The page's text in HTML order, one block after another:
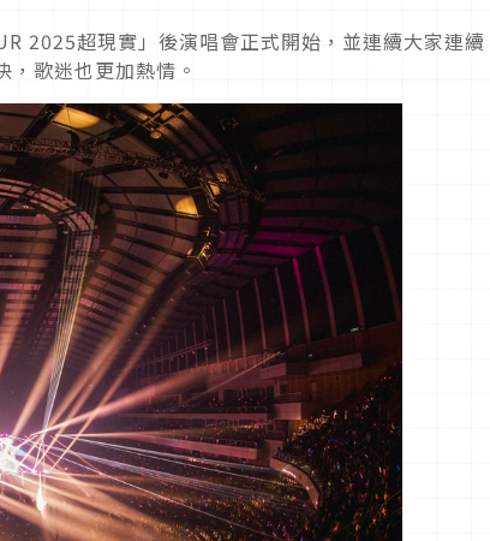
2025超現實」後演唱會正式開始，並連續大家連續
歌迷也更加熱情。